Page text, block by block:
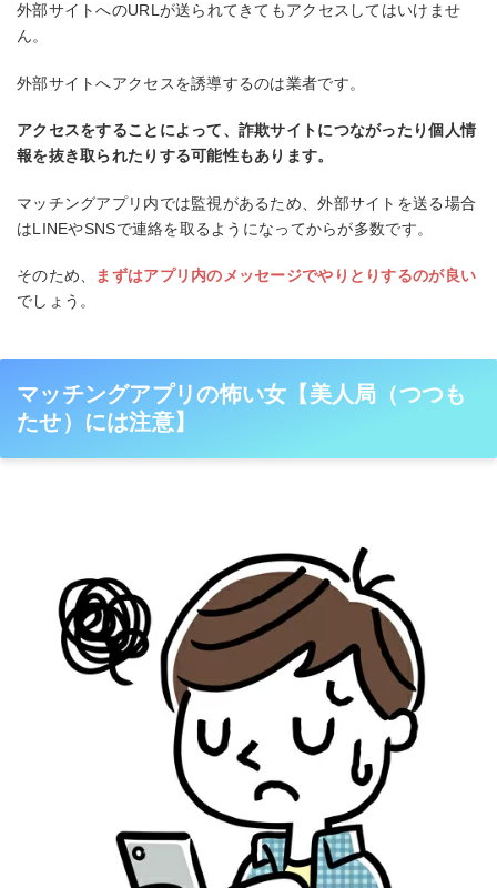
外部サイトへのURLが送られてきてもアクセスしてはいけませ
ん。
外部サイトへアクセスを誘導するのは業者です。
アクセスをすることによって、詐欺サイトにつながったり個人情
報を抜き取られたりする可能性もあります。
マッチングアプリ内では監視があるため、外部サイトを送る場合
はLINEやSNSで連絡を取るようになってからが多数です。
そのため、 まずはアプリ内のメッセージでやりとりするのが良い
でしょう。
マッチングアプリの怖い女【美人局（つつも
たせ）には注意】